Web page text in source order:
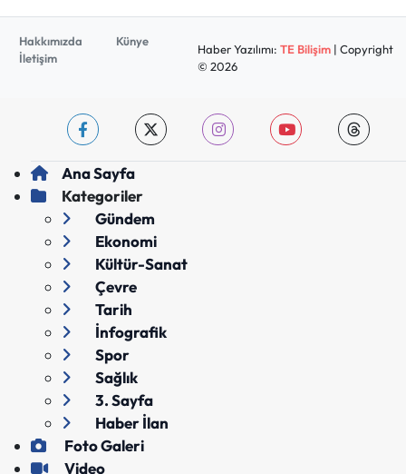
Hakkımızda
Künye
İletişim
Haber Yazılımı: TE Bilişim| Copyright
© 2026
Ana Sayfa
Kategoriler
Gündem
Ekonomi
Kültür-Sanat
Çevre
Tarih
İnfografik
Spor
Sağlık
3. Sayfa
Haber İlan
Foto Galeri
Video